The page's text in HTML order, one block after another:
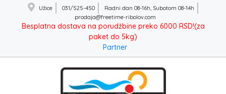
Užice 031/525-450
Radni dan 08-16h, Subotom 08-14h
prodaja@freetime-ribolov.com
Besplatna dostava na porudžbine preko 6000 RSD!(za
paket do 5kg)
Partner